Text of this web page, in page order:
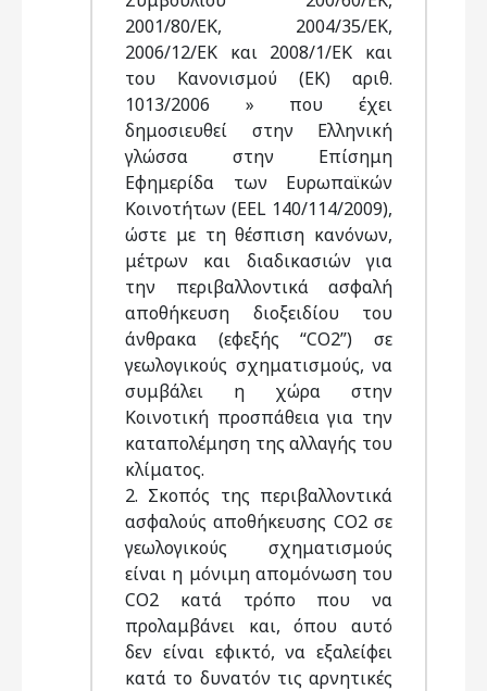
2001/80/ΕΚ, 2004/35/ΕΚ,
2006/12/ΕΚ και 2008/1/ΕΚ και
του Κανονισμού (ΕΚ) αριθ.
1013/2006 » που έχει
δημοσιευθεί στην Ελληνική
γλώσσα στην Επίσημη
Εφημερίδα των Ευρωπαϊκών
Κοινοτήτων (EEL 140/114/2009),
ώστε με τη θέσπιση κανόνων,
μέτρων και διαδικασιών για
την περιβαλλοντικά ασφαλή
αποθήκευση διοξειδίου του
άνθρακα (εφεξής “CO2”) σε
γεωλογικούς σχηματισμούς, να
συμβάλει η χώρα στην
Κοινοτική προσπάθεια για την
καταπολέμηση της αλλαγής του
κλίματος.
2. Σκοπός της περιβαλλοντικά
ασφαλούς αποθήκευσης CO2 σε
γεωλογικούς σχηματισμούς
είναι η μόνιμη απομόνωση του
CO2 κατά τρόπο που να
προλαμβάνει και, όπου αυτό
δεν είναι εφικτό, να εξαλείφει
κατά το δυνατόν τις αρνητικές